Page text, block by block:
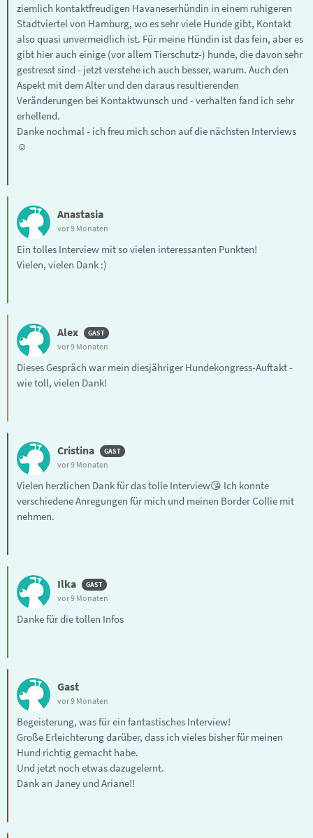
ziemlich kontaktfreudigen Havaneserhündin in einem ruhigeren
Stadtviertel von Hamburg, wo es sehr viele Hunde gibt, Kontakt
also quasi unvermeidlich ist. Für meine Hündin ist das fein, aber es
gibt hier auch einige (vor allem Tierschutz-) hunde, die davon sehr
gestresst sind - jetzt verstehe ich auch besser, warum. Auch den
Aspekt mit dem Alter und den daraus resultierenden
Veränderungen bei Kontaktwunsch und - verhalten fand ich sehr
erhellend.
Danke nochmal - ich freu mich schon auf die nächsten Interviews
☺️
Anastasia
vor 9 Monaten
Ein tolles Interview mit so vielen interessanten Punkten!
Vielen, vielen Dank :)
Alex
vor 9 Monaten
Dieses Gespräch war mein diesjähriger Hundekongress-Auftakt -
wie toll, vielen Dank!
Cristina
vor 9 Monaten
Vielen herzlichen Dank für das tolle Interview😘 Ich konnte
verschiedene Anregungen für mich und meinen Border Collie mit
nehmen.
Ilka
vor 9 Monaten
Danke für die tollen Infos
Gast
vor 9 Monaten
Begeisterung, was für ein fantastisches Interview!
Große Erleichterung darüber, dass ich vieles bisher für meinen
Hund richtig gemacht habe.
Und jetzt noch etwas dazugelernt.
Dank an Janey und Ariane!!